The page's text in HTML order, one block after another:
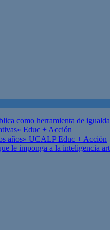
como herramienta de
Educ + Acción
años» UCALPEduc + Acción
le imponga a la inteligencia